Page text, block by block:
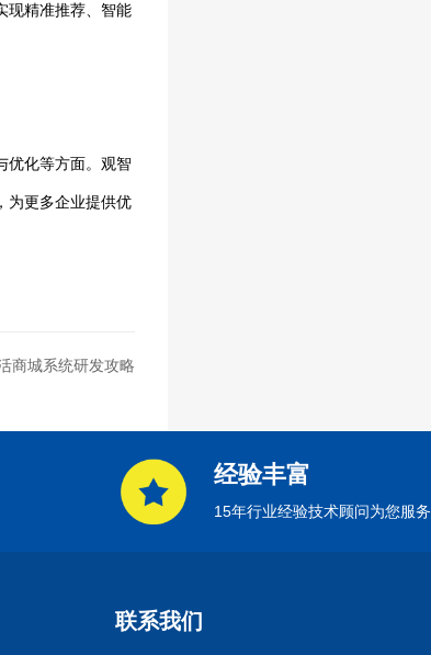
现精准推荐、智能
优化等方面。观智
为更多企业提供优
商城系统研发攻略
经验丰富
15年行业经验技术顾问为您服务
联系我们